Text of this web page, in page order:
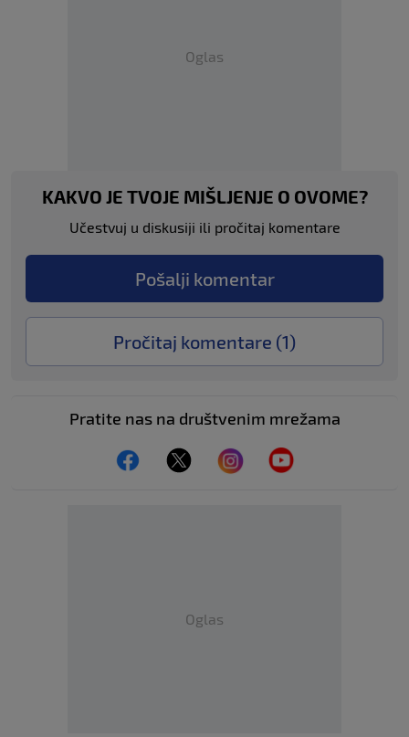
Oglas
KAKVO JE TVOJE MIŠLJENJE O OVOME?
Učestvuj u diskusiji ili pročitaj komentare
Pošalji komentar
Pročitaj komentare (1)
Pratite nas na društvenim mrežama
Oglas